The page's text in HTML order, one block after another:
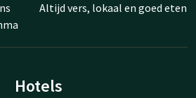
Altijd vers, lokaal en goed eten
Hotels